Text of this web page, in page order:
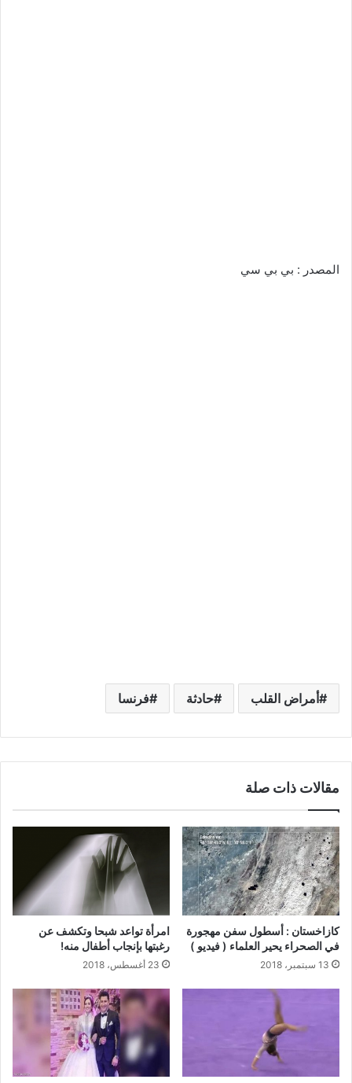
المصدر : بي بي سي
أمراض القلب حادثة فرنسا
مقالات ذات صلة
كازاخستان : أسطول سفن مهجورة
في الصحراء يحير العلماء ( فيديو )
13 سبتمبر، 2018
امرأة تواعد شبحا وتكشف عن
رغبتها بإنجاب أطفال منه!
23 أغسطس، 2018